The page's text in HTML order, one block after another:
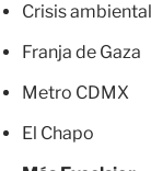
Crisis ambiental
Franja de Gaza
Metro CDMX
El Chapo